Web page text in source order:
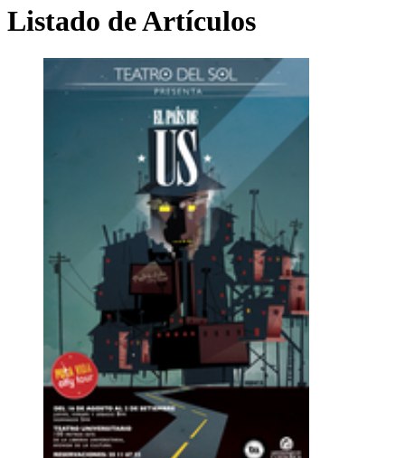
Listado de Artículos